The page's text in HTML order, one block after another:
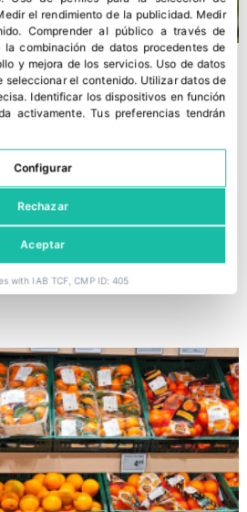
confirma la sólida posición de
el rendimiento de la publicidad. Medir
.Comprender al público a través de
combinación de datos procedentes de
y mejora de los servicios. Uso de datos
seleccionar el contenido. Utilizar datos de
. Identificar los dispositivos en función
activamente.Tus preferencias tendrán
Configurar
Rechazar
Aceptar
with IAB TCF, CMP ID: 405